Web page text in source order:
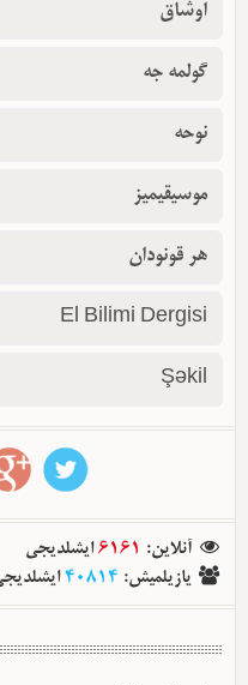
اوشاق
گولمه جه
نوحه
موسیقیمیز
هر قونودان
El Bilimi Dergisi
Şəkil
آنلاین:
6161ایشلدیجی
یازیلمیش:
40814